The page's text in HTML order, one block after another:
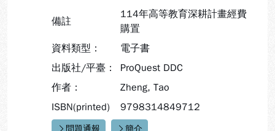
備註
114年高等教育深耕計畫經費
購置
資料類型：
電子書
出版社/平臺：
ProQuest DDC
作者：
Zheng, Tao
ISBN(printed)
9798314849712
問題通報 簡介